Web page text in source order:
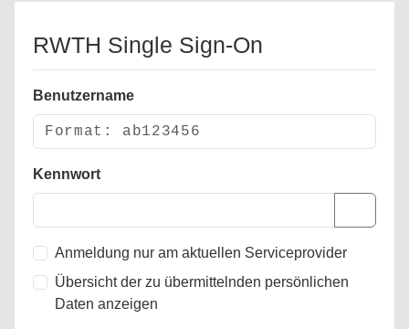
RWTH Single Sign-On
Benutzername
Kennwort
Anmeldung nur am aktuellen Serviceprovider
Übersicht der zu übermittelnden persönlichen
Daten anzeigen